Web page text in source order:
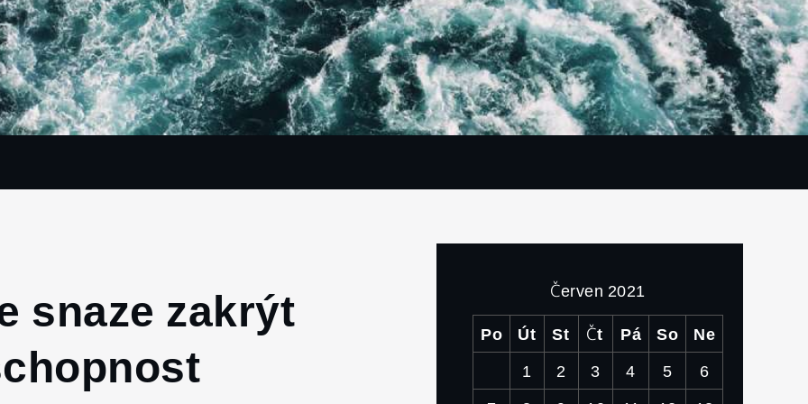
snaze zakrýt
Červen 2021
Po Út St Čt Pá So
Ne
1
2 3 4 5
6